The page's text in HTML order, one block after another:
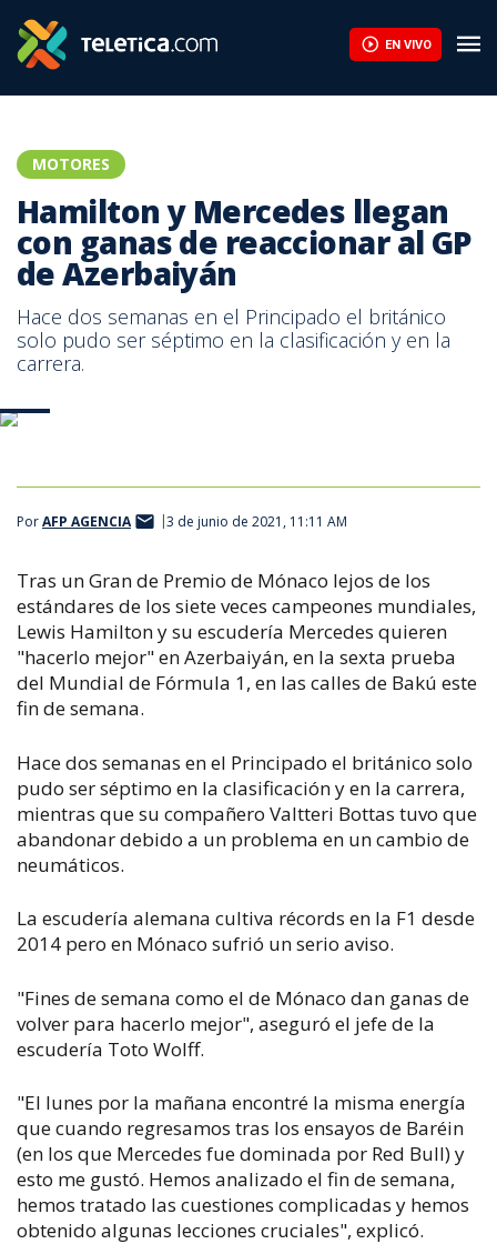
EN VIVO
MOTORES
Hamilton y Mercedes llegan
con ganas de reaccionar al GP
de Azerbaiyán
Hace dos semanas en el Principado el británico
solo pudo ser séptimo en la clasificación y en la
carrera.
PorAFP AGENCIA 3 de junio de 2021, 11:11 AM
Tras un Gran de Premio de Mónaco lejos de los
estándares de los siete veces campeones mundiales,
Lewis Hamilton y su escudería Mercedes quieren
"hacerlo mejor" en Azerbaiyán, en la sexta prueba
del Mundial de Fórmula 1, en las calles de Bakú este
fin de semana.
Hace dos semanas en el Principado el británico solo
pudo ser séptimo en la clasificación y en la carrera,
mientras que su compañero Valtteri Bottas tuvo que
abandonar debido a un problema en un cambio de
neumáticos.
La escudería alemana cultiva récords en la F1 desde
2014 pero en Mónaco sufrió un serio aviso.
"Fines de semana como el de Mónaco dan ganas de
volver para hacerlo mejor", aseguró el jefe de la
escudería Toto Wolff.
"El lunes por la mañana encontré la misma energía
que cuando regresamos tras los ensayos de Baréin
(en los que Mercedes fue dominada por Red Bull) y
esto me gustó. Hemos analizado el fin de semana,
hemos tratado las cuestiones complicadas y hemos
obtenido algunas lecciones cruciales", explicó.